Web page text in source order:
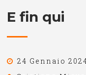
E fin qui
24 Gennaio